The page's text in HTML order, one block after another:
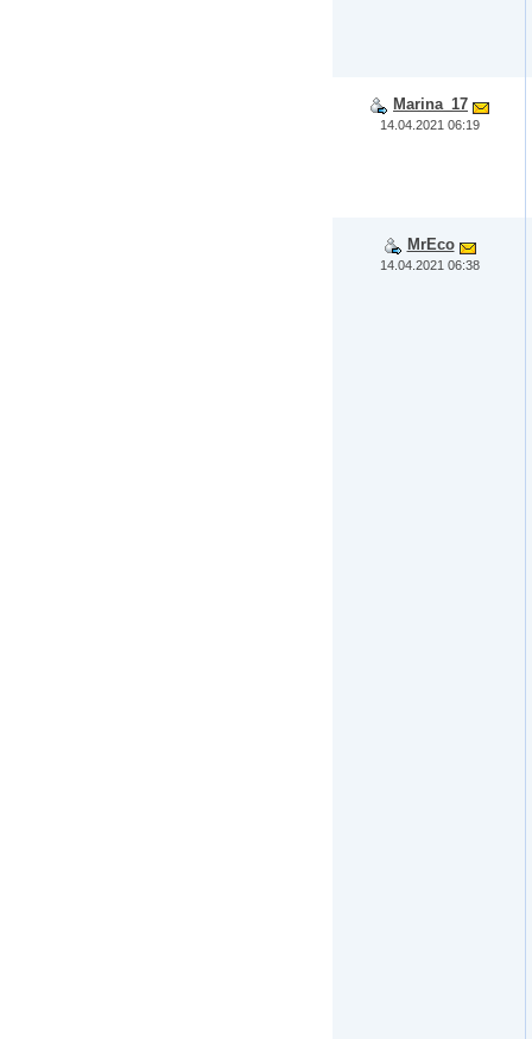
Marina_17
14.04.2021 06:19
MrEco
14.04.2021 06:38